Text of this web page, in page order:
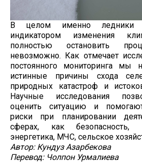
В целом именно ледники
индикатором изменения
полностью остановить
невозможно. Как отмечает
постоянного мониторинга мы
истинные причины схода
природных катастроф и
Научные исследования
оценить ситуацию и
риски при планировании
сферах, как безопасность,
энергетика, МЧС, сельское
Автор: Кундуз Азарбекова
Перевод: Чолпон Урмалиева